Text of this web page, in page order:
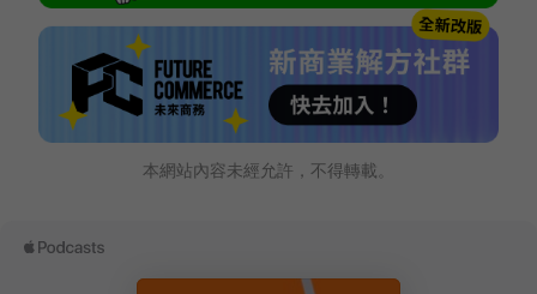
本網站內容未經允許，不得轉載。